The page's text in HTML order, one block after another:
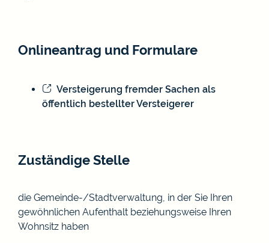
Onlineantrag und Formulare
Versteigerung fremder Sachen als
öffentlich bestellter Versteigerer
Zuständige Stelle
die Gemeinde-/Stadtverwaltung, in der Sie Ihren
gewöhnlichen Aufenthalt beziehungsweise Ihren
Wohnsitz haben